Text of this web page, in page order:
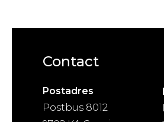
Contact
Postadres
Postbus 8012